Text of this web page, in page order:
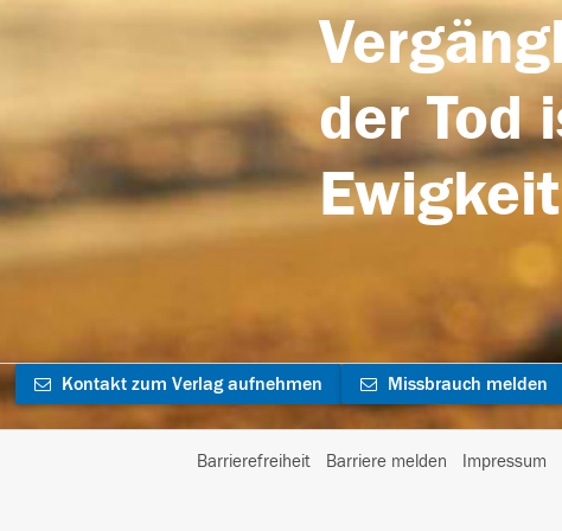
der Tod
Kontakt zum Verlag aufnehmen Missbrauch melden
Barrierefreiheit Barriere melden Impressum